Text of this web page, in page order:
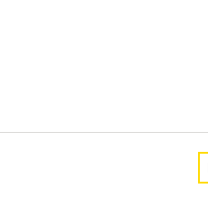
La Gestión pesquera en la